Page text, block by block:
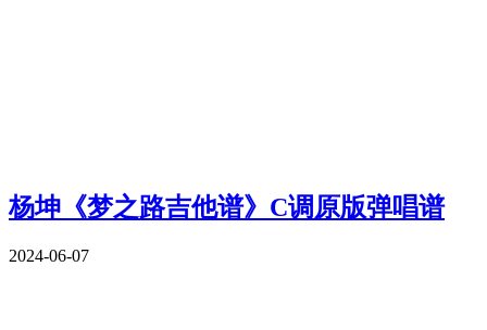
杨坤《梦之路吉他谱》C调原版弹唱谱
2024-06-07